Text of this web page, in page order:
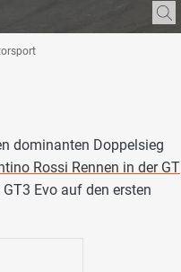
dominanten Doppelsieg
Rossi Rennen in der GT
Evo auf den ersten